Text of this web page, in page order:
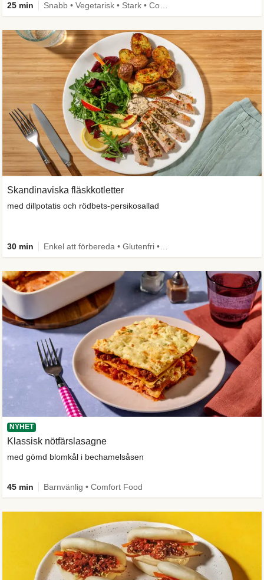
25 min
Skandinaviska fläskkotletter
med dillpotatis och rödbets-persikosallad
30 min
NYHET
Klassisk nötfärslasagne
med gömd blomkål i bechamelsåsen
45 min Barnvänlig • Comfort Food